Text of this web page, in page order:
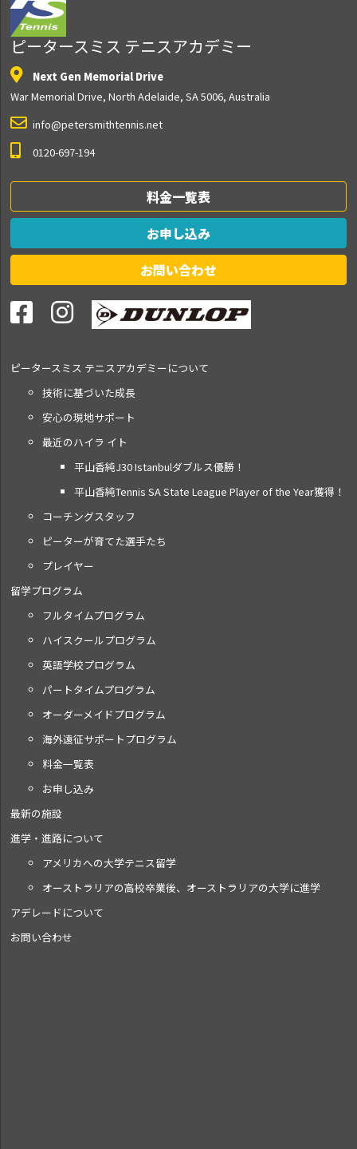
ピータースミス テニスアカデミー
Next Gen Memorial Drive
War Memorial Drive, North Adelaide, SA 5006, Australia
info@petersmithtennis.net
0120-697-194
料金一覧表
お申し込み
お問い合わせ
ピータースミス テニスアカデミーについて
技術に基づいた成長
安心の現地サポート
最近のハイラ イト
平山香純J30 Istanbulダブルス優勝！
平山香純Tennis SA State League Player of the Year獲得！
コーチングスタッフ
ピーターが育てた選手たち
プレイヤー
留学プログラム
フルタイムプログラム
ハイスクールプログラム
英語学校プログラム
パートタイムプログラム
オーダーメイドプログラム
海外遠征サポートプログラム
料金一覧表
お申し込み
最新の施設
進学・進路について
アメリカへの大学テニス留学
オーストラリアの高校卒業後、オーストラリアの大学に進学
アデレードについて
お問い合わせ